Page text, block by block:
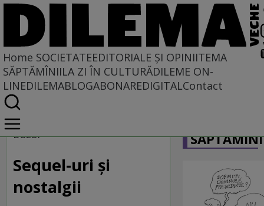
Home SOCIETATEEDITORIALE ȘI OPINIITEMA
SĂPTĂMÎNIILA ZI ÎN CULTURĂDILEME ON-
LINEDILEMABLOGABONAREDIGITALContact
Home
Societate
bazar
Sequel-uri și
nostalgii